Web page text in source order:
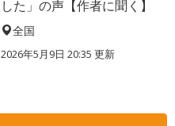
した」の声【作者に聞く】
全国
2026年5月9日 20:35 更新